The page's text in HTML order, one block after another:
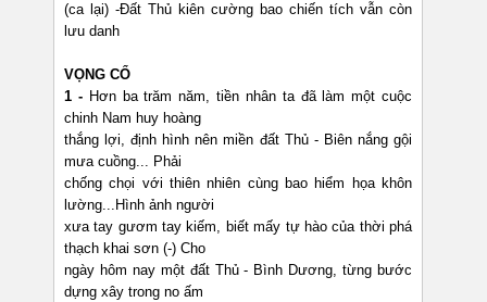
(ca lại) -Đất Thủ kiên cường bao chiến tích vẫn còn
lưu danh
VỌNG CỔ
1 -Hơn ba trăm năm, tiền nhân ta đã làm một cuộc
chinh Nam huy hoàng
thắng lợi, định hình nên miền đất Thủ - Biên nắng gội
mưa cuồng... Phải
chống chọi với thiên nhiên cùng bao hiểm họa khôn
lường...Hình ảnh người
xưa tay gươm tay kiếm, biết mấy tự hào của thời phá
thạch khai sơn (-) Cho
ngày hôm nay một đất Thủ - Bình Dương, từng bước
dựng xây trong no ấm